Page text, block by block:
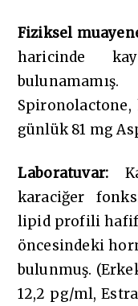
Fiziksel
haricinde
günlük 81 mg
Laboratuvar:
karaciğer
lipid profili hafif
öncesindeki
bulunmuş.
12,2 pg/ml,